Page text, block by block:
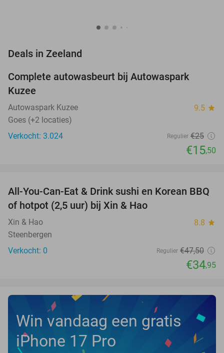
Deals in Zeeland
Complete autowasbeurt bij Autowaspark
Kuzee
Autowaspark Kuzee 9.5 star
Goes (+2 locaties)
Verkocht: 3.024
Regulier €25
€15,50
26%
TODAY
All-You-Can-Eat & Drink sushi en Korean BBQ
of hotpot (2,5 uur) bij Xin & Hao
Xin & Hao 8.8 star
Steenbergen
Verkocht: 0
Regulier €47,50
€34,95
Win vandaag een gratis
iPhone 17 Pro